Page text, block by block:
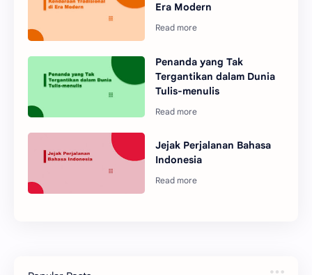
Era Modern
Penanda yang Tak
Tergantikan dalam Dunia
Tulis-menulis
Jejak Perjalanan Bahasa
Indonesia